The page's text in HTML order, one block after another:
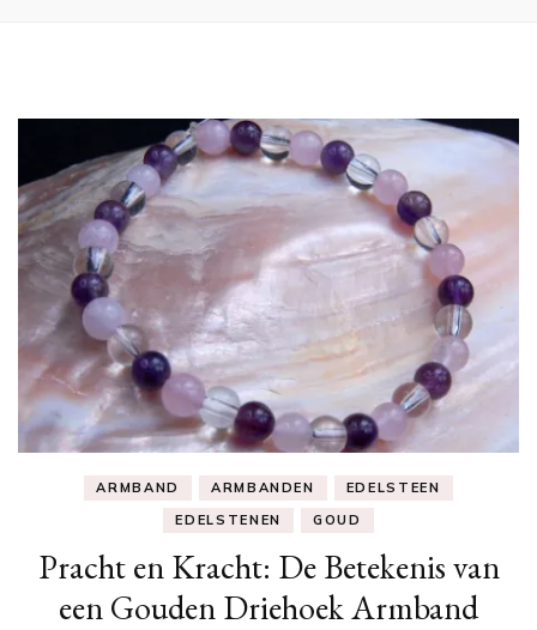
ARMBAND ARMBANDEN
EDELSTEEN
EDELSTENEN
GOUD
Pracht en Kracht: De Betekenis van
een Gouden Driehoek Armband